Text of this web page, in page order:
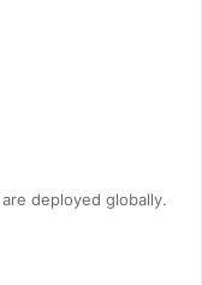
deployed globally.